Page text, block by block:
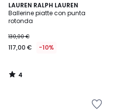
LAUREN RALPH LAUREN
Ballerine piatte con punta
rotonda
130,00 €
117,00 € -10%
4
/
5
4
/